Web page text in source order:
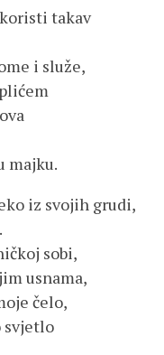
takav
i služe,
majku.
iz svojih grudi,
sobi,
usnama,
čelo,
svjetlo